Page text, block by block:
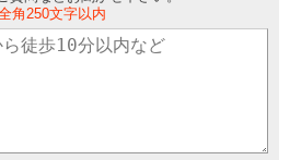
角250文字以内